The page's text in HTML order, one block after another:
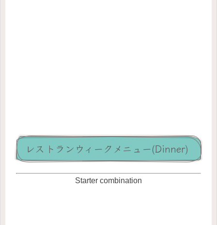
レストランウィークメニュー(Dinner)
Starter combination